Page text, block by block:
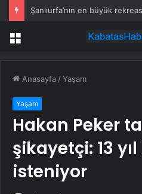
Menü
Anasayfa /Yaşam
Yaşam
Hakan Peker
şikayetçi: 13
isteniyor